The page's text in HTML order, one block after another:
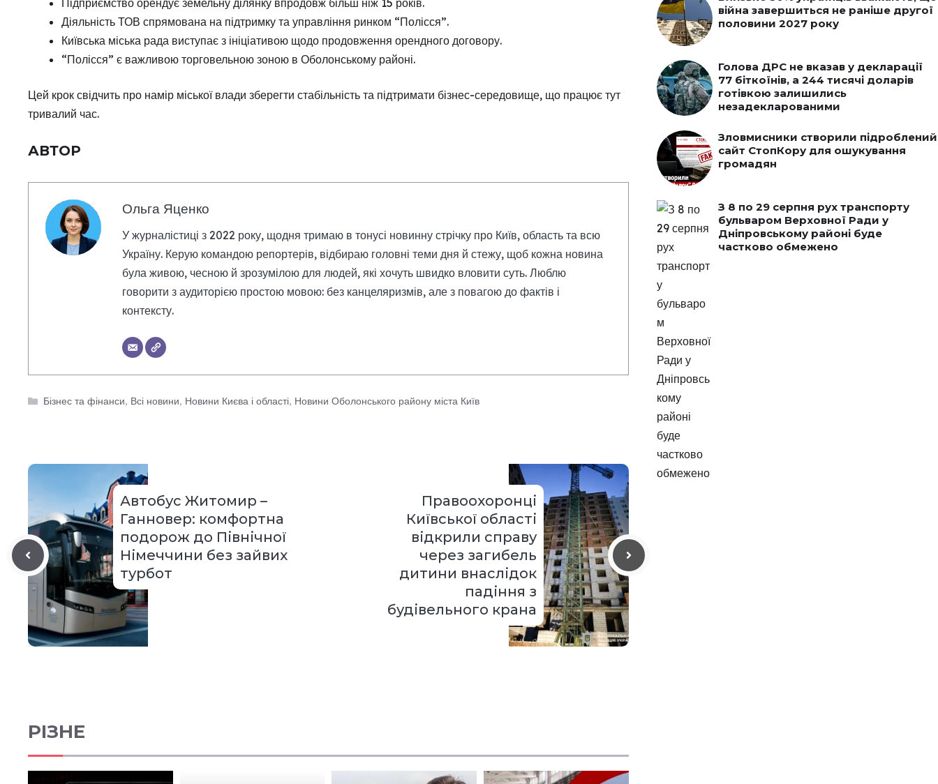
Підприємство орендує земельну ділянку впродовж більш ніж 15 років.
Діяльність ТОВ спрямована на підтримку та управління ринком “Полісся”.
Київська міська рада виступає з ініціативою щодо продовження орендного договору.
“Полісся” є важливою торговельною зоною в Оболонському районі.
Цей крок свідчить про намір міської влади зберегти стабільність та підтримати бізнес-середовище, що працює тут
тривалий час.
АВТОР
Ольга Яценко
У журналістиці з 2022 року, щодня тримаю в тонусі новинну стрічку про Київ, область та всю
Україну. Керую командою репортерів, відбираю головні теми дня й стежу, щоб кожна новина
була живою, чесною й зрозумілою для людей, які хочуть швидко вловити суть. Люблю
говорити з аудиторією простою мовою: без канцеляризмів, але з повагою до фактів і
контексту.
Категорії
Бізнес та фінанси, Всі новини, Новини Києва і області, Новини Оболонського району міста Київ
Автобус Житомир –
Ганновер: комфортна
подорож до Північної
Німеччини без зайвих
турбот
Правоохоронці
Київської області
відкрили справу
через загибель
дитини внаслідок
падіння з
будівельного крана
РІЗНЕ
війна завершиться не раніше другої
половини 2027 року
Голова ДРС не вказав у декларації
77 біткоїнів, а 244 тисячі доларів
готівкою залишились
незадекларованими
Зловмисники створили підроблений
сайт СтопКору для ошукування
громадян
З 8 по 29 серпня рух транспорту
бульваром Верховної Ради у
Дніпровському районі буде
частково обмежено